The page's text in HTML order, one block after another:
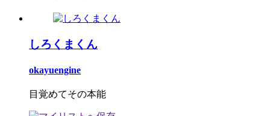
しろくまくん
okayuengine
目覚めてその本能